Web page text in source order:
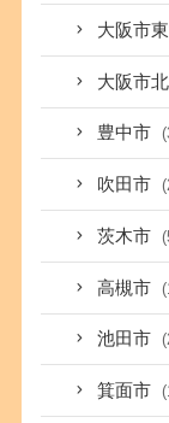
大阪市
大阪市
豊中市
吹田市
茨木市
高槻市
池田市
箕面市